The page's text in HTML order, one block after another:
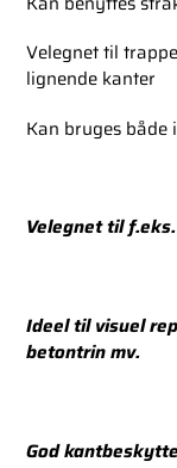
Velegnet til
lignende kanter
Kan bruges både
Velegnet til
Ideel til visuel
betontrin mv.
God